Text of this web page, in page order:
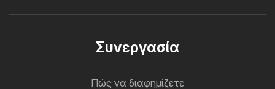
Συνεργασία
Πώς να διαφημίζετε